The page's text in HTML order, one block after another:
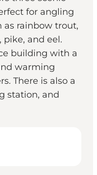
for angling
as rainbow trout,
and eel.
building with a
warming
There is also a
station, and